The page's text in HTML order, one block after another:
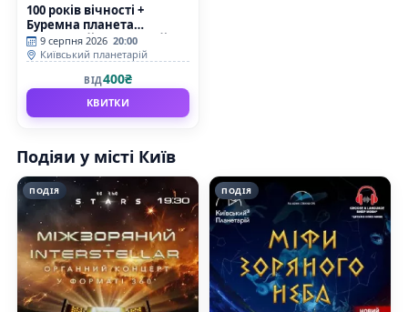
100 років вічності +
Буремна планета
(Київський планетарій)
9 серпня 2026 20:00
Київський планетарій
ВІД400₴
КВИТКИ
Подіяи у місті Київ
ПОДІЯ ПОДІЯ